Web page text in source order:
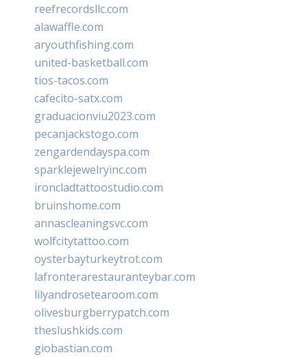
reefrecordsllc.com
alawaffle.com
aryouthfishing.com
united-basketball.com
tios-tacos.com
cafecito-satx.com
graduacionviu2023.com
pecanjackstogo.com
zengardendayspa.com
sparklejewelryinc.com
ironcladtattoostudio.com
bruinshome.com
annascleaningsvc.com
wolfcitytattoo.com
oysterbayturkeytrot.com
lafronterarestauranteybar.com
lilyandrosetearoom.com
olivesburgberrypatch.com
theslushkids.com
giobastian.com